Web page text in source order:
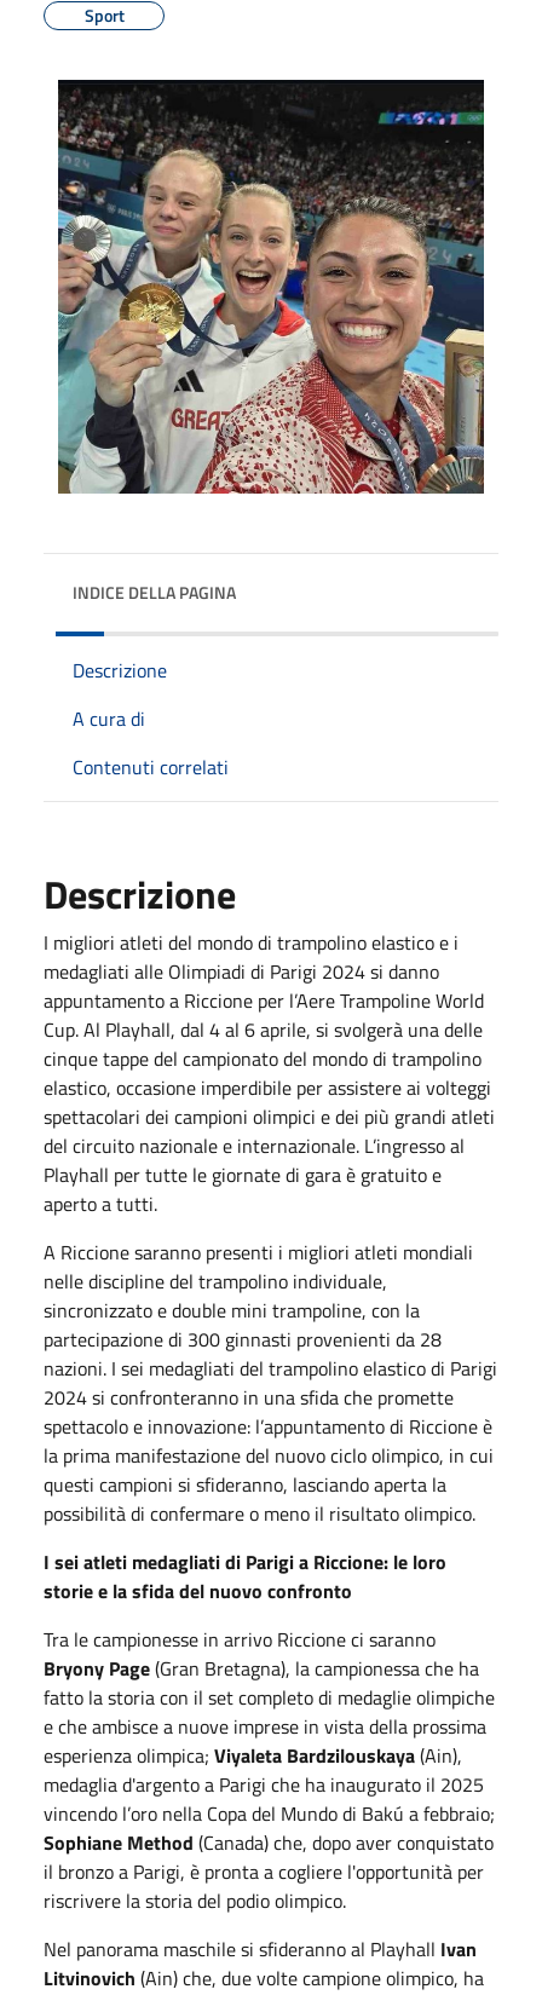
Sport
INDICE DELLA PAGINA
Descrizione
A cura di
Contenuti correlati
Descrizione
I migliori atleti del mondo di trampolino elastico e i
medagliati alle Olimpiadi di Parigi 2024 si danno
appuntamento a Riccione per l’Aere Trampoline World
Cup. Al Playhall, dal 4 al 6 aprile, si svolgerà una delle
cinque tappe del campionato del mondo di trampolino
elastico, occasione imperdibile per assistere ai volteggi
spettacolari dei campioni olimpici e dei più grandi atleti
del circuito nazionale e internazionale. L’ingresso al
Playhall per tutte le giornate di gara è gratuito e
aperto a tutti.
A Riccione saranno presenti i migliori atleti mondiali
nelle discipline del trampolino individuale,
sincronizzato e double mini trampoline, con la
partecipazione di 300 ginnasti provenienti da 28
nazioni. I sei medagliati del trampolino elastico di Parigi
2024 si confronteranno in una sfida che promette
spettacolo e innovazione: l’appuntamento di Riccione è
la prima manifestazione del nuovo ciclo olimpico, in cui
questi campioni si sfideranno, lasciando aperta la
possibilità di confermare o meno il risultato olimpico.
I sei atleti medagliati di Parigi a Riccione: le loro
storie e la sfida del nuovo confronto
Tra le campionesse in arrivo Riccione ci saranno
Bryony Page(Gran Bretagna), la campionessa che ha
fatto la storia con il set completo di medaglie olimpiche
e che ambisce a nuove imprese in vista della prossima
esperienza olimpica; Viyaleta Bardzilouskaya(Ain),
medaglia d'argento a Parigi che ha inaugurato il 2025
vincendo l’oro nella Copa del Mundo di Bakú a febbraio;
Sophiane Method (Canada) che, dopo aver conquistato
il bronzo a Parigi, è pronta a cogliere l'opportunità per
riscrivere la storia del podio olimpico.
Nel panorama maschile si sfideranno al Playhall Ivan
Litvinovich (Ain) che, due volte campione olimpico, ha